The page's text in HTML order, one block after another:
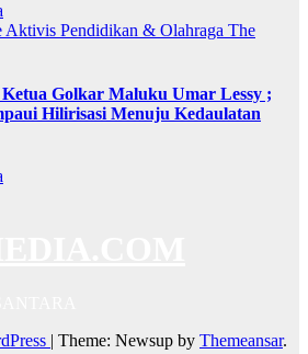
Aktivis Pendidikan & Olahraga The
Golkar Maluku Umar Lessy ;
Hilirisasi Menuju Kedaulatan
| Theme: Newsup by Themeansar.